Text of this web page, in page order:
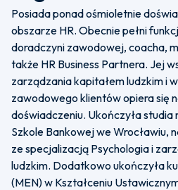
Posiada ponad ośmioletnie
obszarze HR. Obecnie pełni
doradczyni zawodowej, coacha,
także HR Business Partnera. Jej
zarządzania kapitałem ludzkim i
zawodowego klientów opiera się
doświadczeniu. Ukończyła
Szkole Bankowej we Wrocławiu,
ze specjalizacją Psychologia i
ludzkim. Dodatkowo ukończyła
(MEN) w Kształceniu